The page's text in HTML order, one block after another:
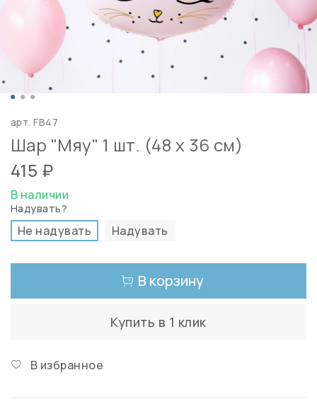
арт.FB47
Шар "Мяу" 1 шт. (48 х 36 см)
415 ₽
В наличии
Надувать?
Не надувать Надувать
В корзину
Купить в 1 клик
В избранное